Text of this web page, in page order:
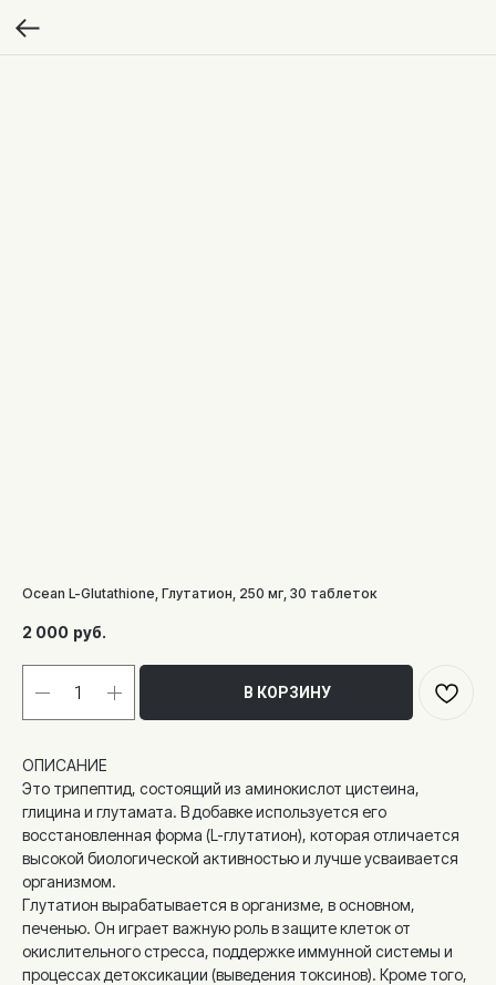
Ocean L-Glutathione, Глутатион, 250 мг, 30 таблеток
2 000 руб.
В КОРЗИНУ
ОПИСАНИЕ
Это трипептид, состоящий из аминокислот цистеина,
глицина и глутамата. В добавке используется его
восстановленная форма (L-глутатион), которая отличается
высокой биологической активностью и лучше усваивается
организмом.
Глутатион вырабатывается в организме, в основном,
печенью. Он играет важную роль в защите клеток от
окислительного стресса, поддержке иммунной системы и
процессах детоксикации (выведения токсинов). Кроме того,